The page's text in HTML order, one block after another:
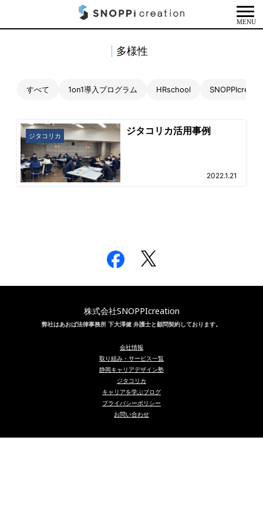
MENU
多様性
すべて 1on1導入プログラム HRschool
ジタコリカ ジタコリカ活用事例
2022.1.21
株式会社SNOPPIcreation
弊社はあおば法律事務所 下大澤健 弁護士と顧問契約しております。
会社情報
取り組み・サービス一覧
静岡キャリアデザイン塾
ジタコリカ
キャリアを学ぶブログ
プライバシーポリシー
お問い合わせ